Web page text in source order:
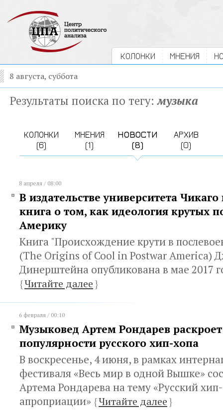
КОЛОНКИ МНЕНИЯ
8 августа, суббота
Результаты поиска по тегу:музыка
КОЛОНКИ
(6)
МНЕНИЯ
(1)
НОВОСТИ
(8)
АРХИВ
(0)
8 апреля / 08:00
В издательстве университета
книга о том, как идеология крутых
Америку
Книга "Происхождение крути в
(The Origins of Cool in Postwar America)
Динерштейна опубликована в мае 2017
{Читайте далее}
6 февраля / 00:10
Музыковед Артем Рондарев
популярности русского хип-хопа
В воскресенье, 4 июня, в рамках
фестиваля «Весь мир в одной Вышке»
Артема Рондарева на тему «Русский
апроприации» {Читайте далее}